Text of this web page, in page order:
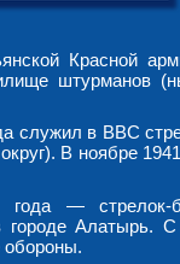
Красной
штурманов
служил в ВВС
В ноябре
— стрелок-
городе Алатырь.
обороны.